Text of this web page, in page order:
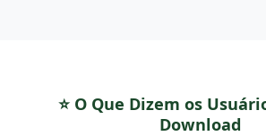
⭐ O Que Dizem os
Download